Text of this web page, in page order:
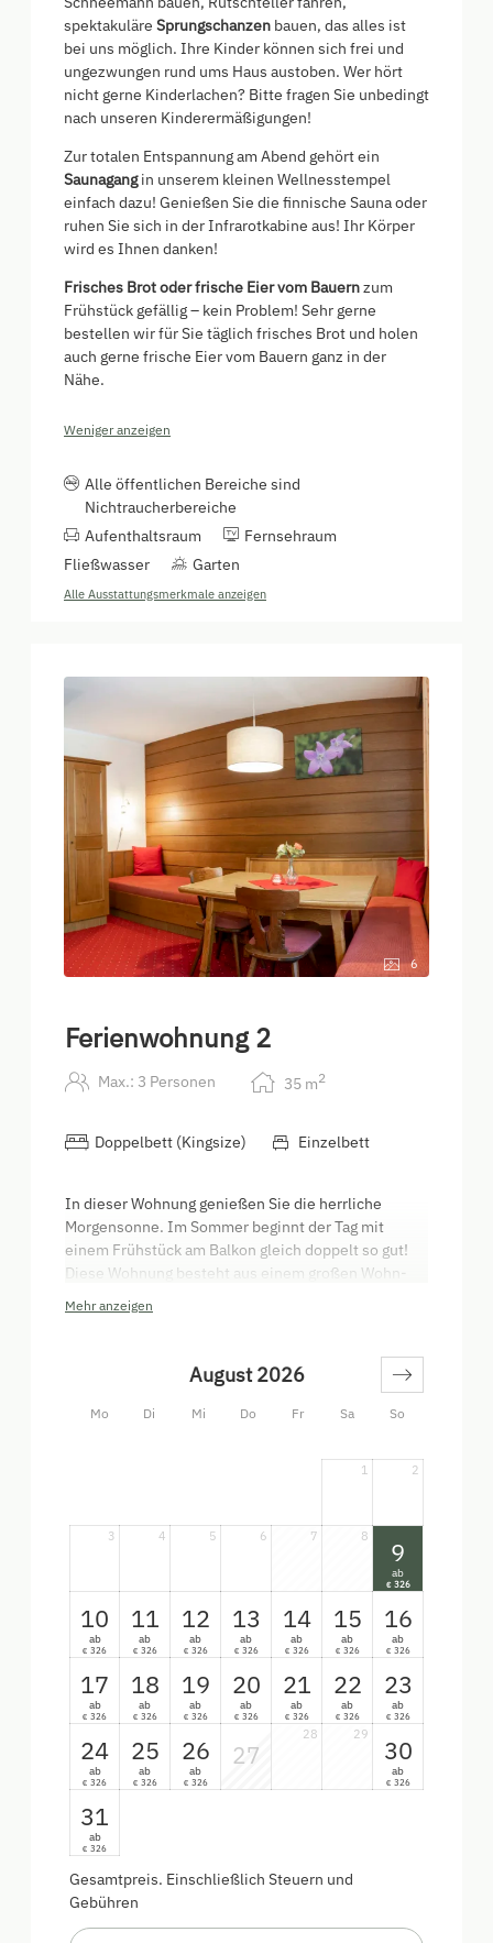
spektakuläre Sprungschanzen bauen, das alles ist
bei uns möglich. Ihre Kinder können sich frei und
ungezwungen rund ums Haus austoben. Wer hört
nicht gerne Kinderlachen? Bitte fragen Sie unbedingt
nach unseren Kinderermäßigungen!
Zur totalen Entspannung am Abend gehört ein
Saunagangin unserem kleinen Wellnesstempel
einfach dazu! Genießen Sie die finnische Sauna oder
ruhen Sie sich in der Infrarotkabine aus! Ihr Körper
wird es Ihnen danken!
Frisches Brot oder frische Eier vom Bauernzum
Frühstück gefällig – kein Problem! Sehr gerne
bestellen wir für Sie täglich frisches Brot und holen
auch gerne frische Eier vom Bauern ganz in der
Nähe.
Weniger anzeigen
Alle öffentlichen Bereiche sind
Nichtraucherbereiche
Aufenthaltsraum
Fernsehraum
Fließwasser
Garten
Alle Ausstattungsmerkmale anzeigen
6
Ferienwohnung 2
Max.: 3 Personen 35 m2
Doppelbett (Kingsize) Einzelbett
In dieser Wohnung genießen Sie die herrliche
Morgensonne. Im Sommer beginnt der Tag mit
einem Frühstück am Balkon gleich doppelt so gut!
Diese Wohnung besteht aus einem großen Wohn-
Schlafraum, 1 Schlafzimmer, einer Küche, SAT TV,
Bad und WC und großem Balkon.
Mehr anzeigen
Mo Di Mi Do Fr Sa So
August 2026
1 2
3 4 5 6 7 8
9
ab
€ 326
10
ab
€ 326
11
ab
€ 326
12
ab
€ 326
13
ab
€ 326
14
ab
€ 326
15
ab
€ 326
16
ab
€ 326
17
ab
€ 326
18
ab
€ 326
19
ab
€ 326
20
ab
€ 326
21
ab
€ 326
22
ab
€ 326
23
ab
€ 326
24
ab
€ 326
25
ab
€ 326
26
ab
€ 326
27
28 29
30
ab
€ 326
31
ab
€ 326
Gesamtpreis. Einschließlich Steuern und
Gebühren